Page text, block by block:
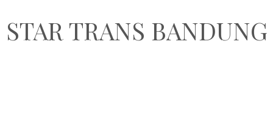
STAR TRANS BANDUNG
STAR TRANS BANDUNG adalah perusahaan penyedia jasa sewa